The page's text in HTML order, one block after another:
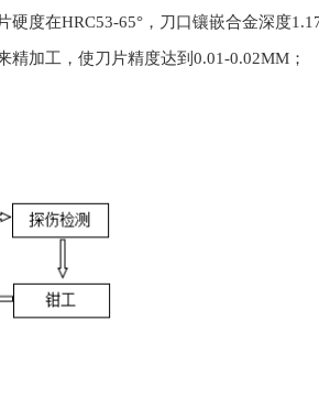
度在HRC53-65°，刀口镶嵌合金深度
加工，使刀片精度达到0.01-0.02MM；